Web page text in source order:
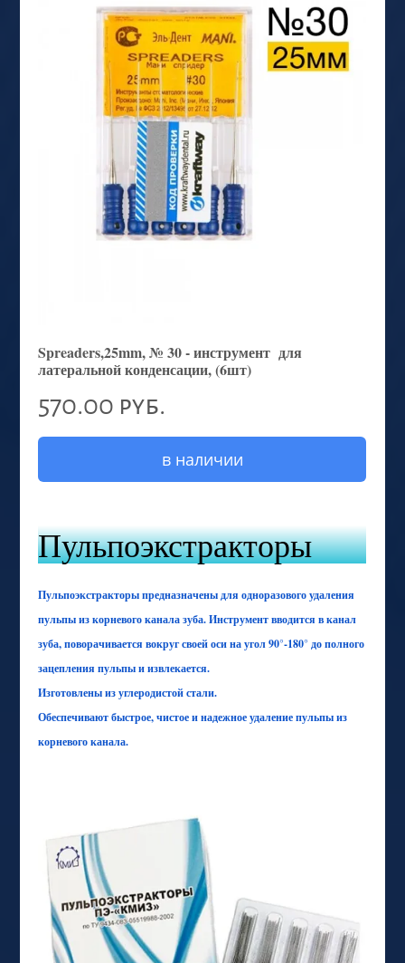
Spreaders,25mm, № 30 - инструмент для
латеральной конденсации, (6шт)
570.00 руб.
в наличии
Пульпоэкстракторы
Пульпоэкстракторы предназначены для одноразового удаления
пульпы из корневого канала зуба. Инструмент вводится в канал
зуба, поворачивается вокруг своей оси на угол 90°-180° до полного
зацепления пульпы и извлекается.
Изготовлены из углеродистой стали.
Обеспечивают быстрое, чистое и надежное удаление пульпы из
корневого канала.